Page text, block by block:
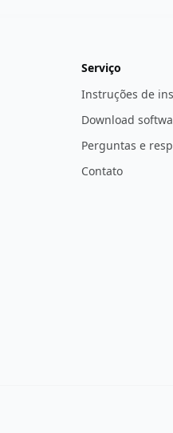
Serviço
Instruções de
Download
Perguntas e
Contato